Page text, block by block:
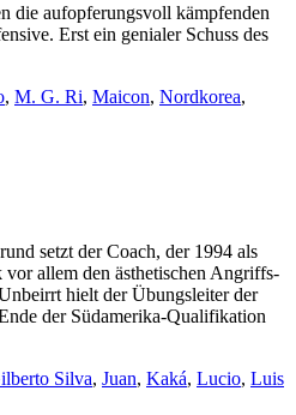
die aufopferungsvoll kämpfenden
Erst ein genialer Schuss des
, M. G. Ri, Maicon, Nordkorea,
setzt der Coach, der 1994 als
allem den ästhetischen Angriffs-
hielt der Übungsleiter der
der Südamerika-Qualifikation
Silva, Juan, Kaká, Lucio, Luis